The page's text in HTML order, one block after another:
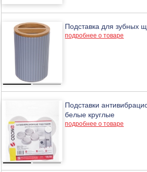
Подставка для зубных
подробнее о товаре
Подставки
белые круглые
подробнее о товаре